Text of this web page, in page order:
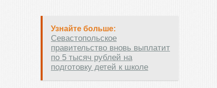
Узнайте больше:
Севастопольское
правительство вновь выплатит
по 5 тысяч рублей на
подготовку детей к школе